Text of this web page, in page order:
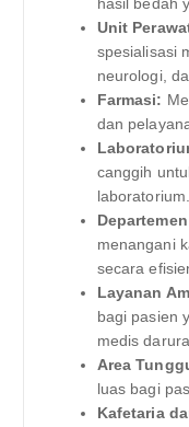
hasil bedah
Unit
spesialisasi
neurologi,
Farmasi:
dan
canggih
laboratorium.
menangani
secara
Layanan
bagi pasien
medis
Area
luas bagi
Kafetaria